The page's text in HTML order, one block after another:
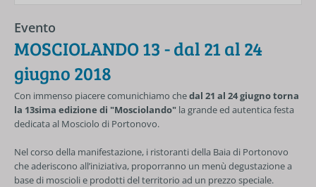
Evento
MOSCIOLANDO 13 - dal 21 al 24
giugno 2018
Con immenso piacere comunichiamo chedal 21 al 24 giugno torna
la 13sima edizione di "Mosciolando" la grande ed autentica festa
dedicata al Mosciolo di Portonovo.
Nel corso della manifestazione, i ristoranti della Baia di Portonovo
che aderiscono all’iniziativa, proporranno un menù degustazione a
base di moscioli e prodotti del territorio ad un prezzo speciale.